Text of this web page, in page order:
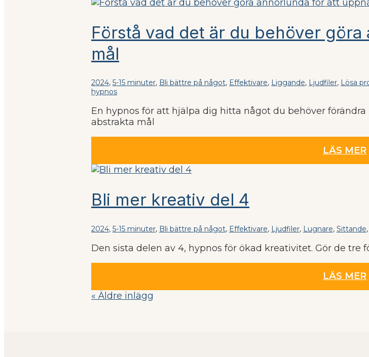
Förstå vad det är du behöver
mål
2024, 5-15 minuter, Bli bättre på något, Effektivare, Liggande, Ljudfiler, Lösa
hypnos
En hypnos för att hjälpa dig hitta något du behöver
abstrakta mål
LÄS MER
Bli mer kreativ del 4
2024, 5-15 minuter, Bli bättre på något, Effektivare, Ljudfiler, Lugnare, Sittande,
Den sista delen av 4, hypnos för ökad kreativitet. Gör de tre
LÄS MER
« Äldre inlägg